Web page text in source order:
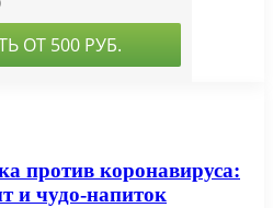
против коронавируса:
и чудо-напиток